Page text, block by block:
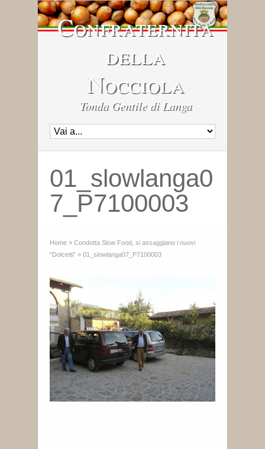
Confraternita
della
Nocciola
Tonda Gentile di Langa
01_slowlanga0
7_P7100003
Home » Condotta Slow Food, si assaggiano i nuovi
“Dolcetti” » 01_slowlanga07_P7100003